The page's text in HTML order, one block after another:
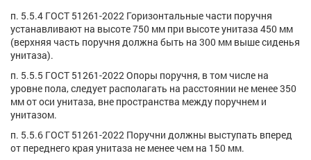
п. 5.5.4 ГОСТ 51261-2022 Горизонтальные части поручня
устанавливают на высоте 750 мм при высоте унитаза 450 мм
(верхняя часть поручня должна быть на 300 мм выше сиденья
унитаза).
п. 5.5.5 ГОСТ 51261-2022 Опоры поручня, в том числе на
уровне пола, следует располагать на расстоянии не менее 350
мм от оси унитаза, вне пространства между поручнем и
унитазом.
п. 5.5.6 ГОСТ 51261-2022 Поручни должны выступать вперед
от переднего края унитаза не менее чем на 150 мм.